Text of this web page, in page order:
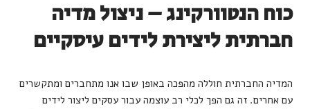
כוח הנטוורקינג – ניצול מדיה
חברתית ליצירת לידים עיסקיים
המדיה החברתית חוללה מהפכה באופן שבו אנו מתחברים ומתקשרים
עם אחרים. זה גם הפך לכלי רב עוצמה עבור עסקים ליצור לידים